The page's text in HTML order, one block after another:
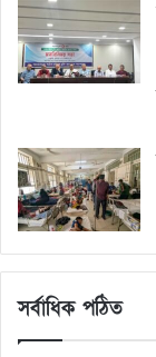
সর্বাধিক পঠিত